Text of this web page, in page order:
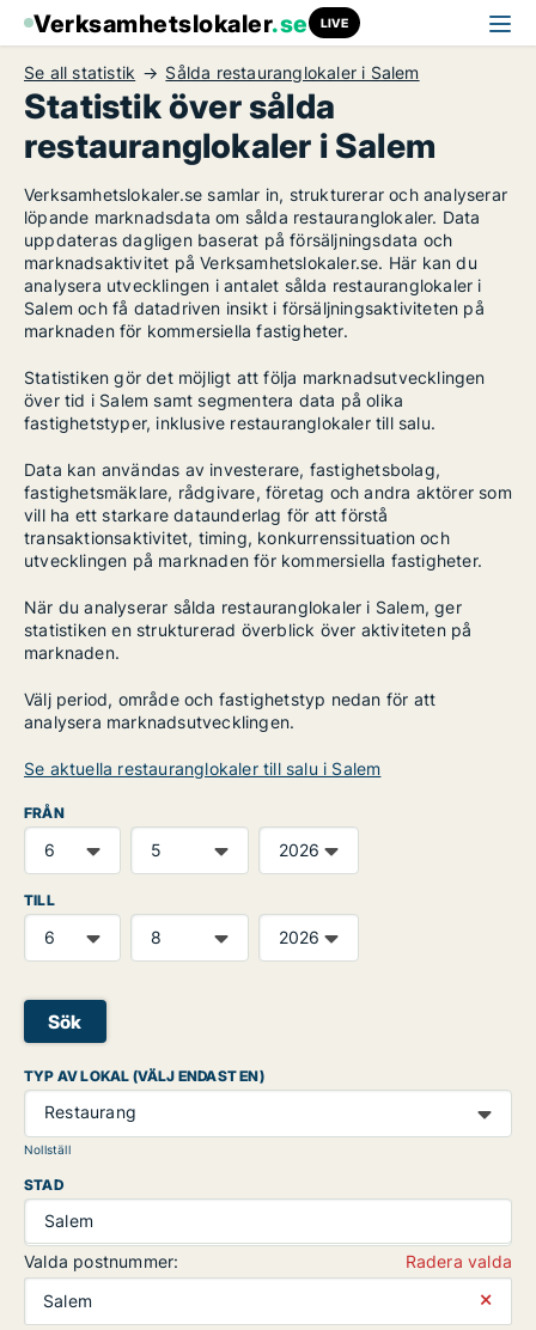
Verksamhetslokaler.se LIVE
Se all statistik Sålda restauranglokaler i Salem
Statistik över sålda
restauranglokaler i Salem
Verksamhetslokaler.se samlar in, strukturerar och analyserar
löpande marknadsdata om sålda restauranglokaler. Data
uppdateras dagligen baserat på försäljningsdata och
marknadsaktivitet på Verksamhetslokaler.se. Här kan du
analysera utvecklingen i antalet sålda restauranglokaler i
Salem och få datadriven insikt i försäljningsaktiviteten på
marknaden för kommersiella fastigheter.
Statistiken gör det möjligt att följa marknadsutvecklingen
över tid i Salem samt segmentera data på olika
fastighetstyper, inklusive restauranglokaler till salu.
Data kan användas av investerare, fastighetsbolag,
fastighetsmäklare, rådgivare, företag och andra aktörer som
vill ha ett starkare dataunderlag för att förstå
transaktionsaktivitet, timing, konkurrenssituation och
utvecklingen på marknaden för kommersiella fastigheter.
När du analyserar sålda restauranglokaler i Salem, ger
statistiken en strukturerad överblick över aktiviteten på
marknaden.
Välj period, område och fastighetstyp nedan för att
analysera marknadsutvecklingen.
Se aktuella restauranglokaler till salu i Salem
FRÅN
TILL
Sök
TYP AV LOKAL (VÄLJ ENDAST EN)
Restaurang
Nollställ
STAD
Salem
Valda postnummer:
Radera valda
Salem
⨯